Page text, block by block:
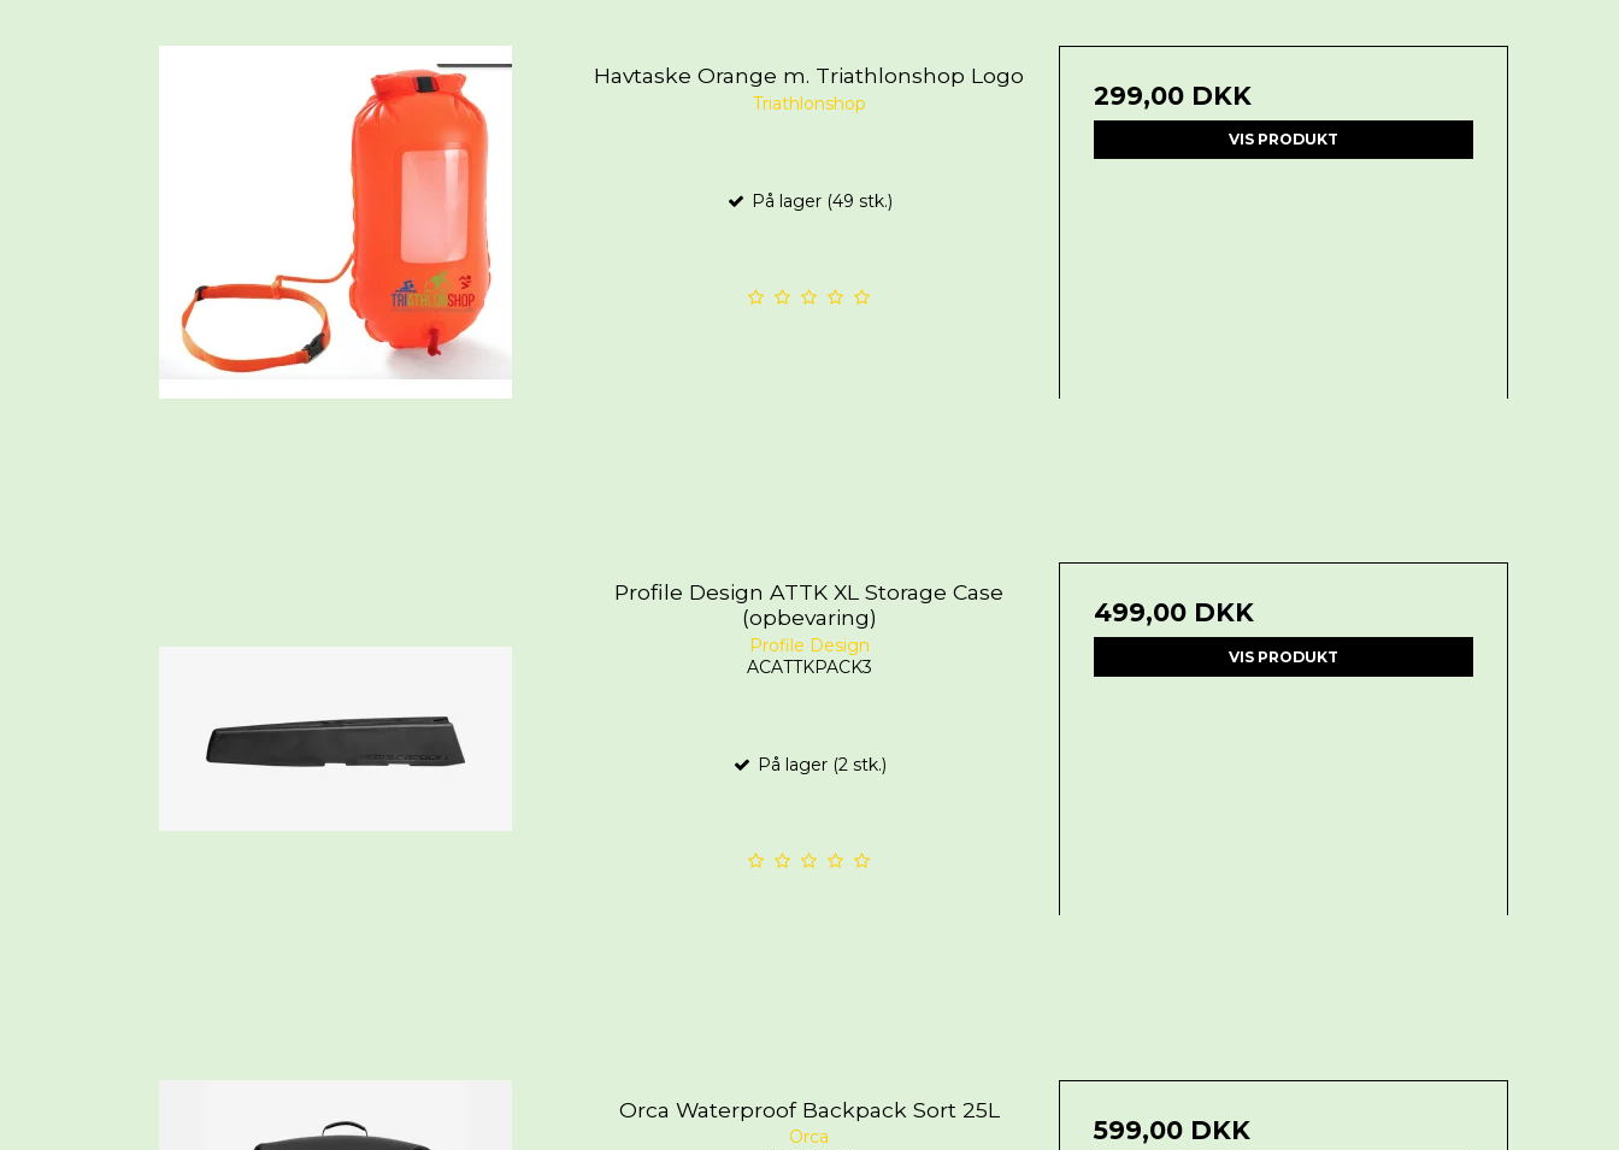
Havtaske Orange m. Triathlonshop Logo
Triathlonshop
På lager (49 stk.)
299,00 DKK
VIS PRODUKT
Profile Design ATTK XL Storage Case
(opbevaring)
Profile Design
ACATTKPACK3
På lager (2 stk.)
499,00 DKK
VIS PRODUKT
Orca Waterproof Backpack Sort 25L
Orca
599,00 DKK